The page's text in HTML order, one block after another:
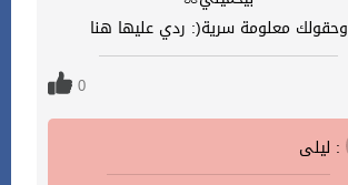
وحقولك معلومة سرية(: ردي عليها هنا
0
ليلى :